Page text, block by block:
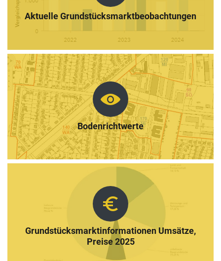
Aktuelle Grundstücksmarktbeobachtungen
Bodenrichtwerte
euro_symbol
Grundstücksmarktinformationen Umsätze,
Preise 2025